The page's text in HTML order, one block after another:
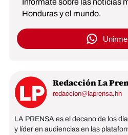
Infórmate sobre las noticias
Honduras y el mundo.
Redacción La
redaccion@laprensa.hn
LA PRENSA es el decano de los
y líder en audiencias en las